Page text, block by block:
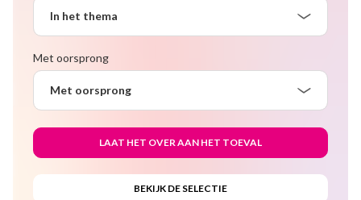
In het thema
Met oorsprong
Met oorsprong